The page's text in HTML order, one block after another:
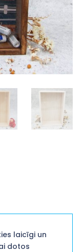
laicīgi un
dotos